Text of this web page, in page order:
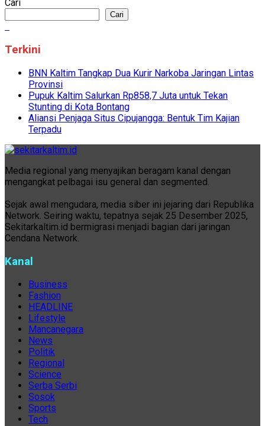
Cari
Cari
Terkini
BNN Kaltim Tangkap Dua Kurir Narkoba Jaringan Lintas
Provinsi
Pupuk Kaltim Salurkan Rp858,7 Juta untuk Tekan
Stunting di Kota Bontang
Aliansi Penjaga Situs Cipujangga: Bentuk Tim Kajian
Terpadu
Media regional yang menyajikan beragam kanal dengan
mengangkat pelbagai isu general dan segmented.
Sejak awal mengudara, media siber ini jejaring dari Republika
Network. Seiring waktu, tepatnya sejak 25 Desember 2025,
Sekitarkaltim.id bermigrasi menjadi bagian dari jaringan
Cendana Network.
Kanal
Business
Fashion
HEADLINE
Lifestyle
Mancanegara
News
Politik
Regional
Science
Serba Serbi
Sosok
Sports
Tech